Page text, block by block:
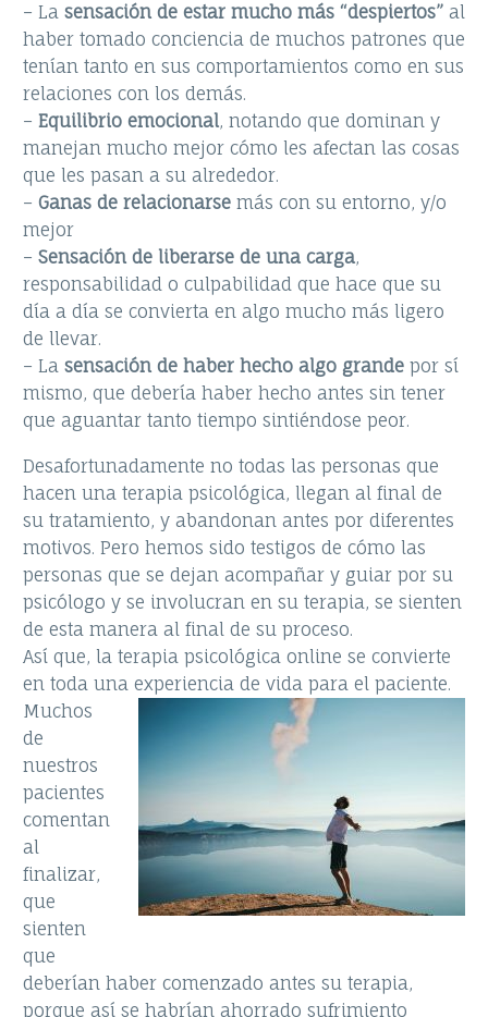
– La sensación de estar mucho más “despiertos” al
haber tomado conciencia de muchos patrones que
tenían tanto en sus comportamientos como en sus
relaciones con los demás.
– Equilibrio emocional, notando que dominan y
manejan mucho mejor cómo les afectan las cosas
que les pasan a su alrededor.
– Ganas de relacionarse más con su entorno, y/o
mejor
– Sensación de liberarse de una carga,
responsabilidad o culpabilidad que hace que su
día a día se convierta en algo mucho más ligero
de llevar.
– La sensación de haber hecho algo grande por sí
mismo, que debería haber hecho antes sin tener
que aguantar tanto tiempo sintiéndose peor.
Desafortunadamente no todas las personas que
hacen una terapia psicológica, llegan al final de
su tratamiento, y abandonan antes por diferentes
motivos. Pero hemos sido testigos de cómo las
personas que se dejan acompañar y guiar por su
psicólogo y se involucran en su terapia, se sienten
de esta manera al final de su proceso.
Así que, la terapia psicológica online se convierte
en toda una experiencia de vida para el paciente.
Muchos
de
nuestros
pacientes
comentan
al
finalizar,
que
sienten
que
deberían haber comenzado antes su terapia,
porque así se habrían ahorrado sufrimiento